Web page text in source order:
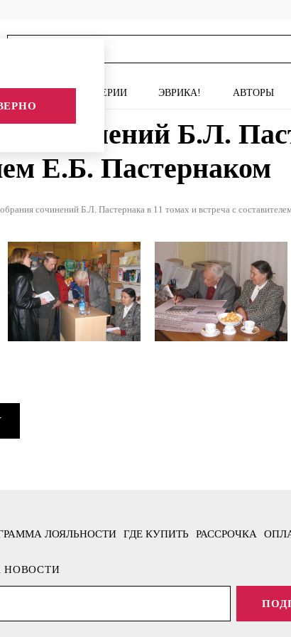
СЕРИИ ЭВРИКА! АВТОРЫ
сочинений Б.Л.
Е.Б. Пастернаком
сочинений Б.Л. Пастернака в 11 томах и встреча с
ЛОЯЛЬНОСТИ ГДЕ КУПИТЬ РАССРОЧКА
НОВОСТИ